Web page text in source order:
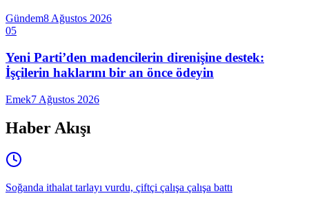
Gündem8 Ağustos 2026
05
Yeni Parti’den madencilerin direnişine destek:
İşçilerin haklarını bir an önce ödeyin
Emek7 Ağustos 2026
Haber Akışı
Soğanda ithalat tarlayı vurdu, çiftçi çalışa çalışa battı